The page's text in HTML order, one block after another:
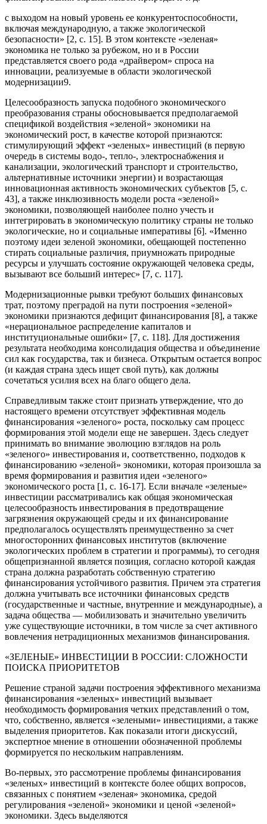
с выходом на новый уровень ее конкурентоспособности,
включая международную, а также экологической
безопасности» [2, с. 15]. В этом контексте «зеленая»
экономика не только за рубежом, но и в России
представляется своего рода «драйвером» спроса на
инновации, реализуемые в области экологической
модернизации9.
Целесообразность запуска подобного экономического
преобразования страны обосновывается предполагаемой
спецификой воздействия «зеленой» экономики на
экономический рост, в качестве которой признаются:
стимулирующий эффект «зеленых» инвестиций (в первую
очередь в системы водо-, тепло-, электроснабжения и
канализации, экологический транспорт и строительство,
альтернативные источники энергии) и возрастающая
инновационная активность экономических субъектов [5, с.
43], а также инклюзивность модели роста «зеленой»
экономики, позволяющей наиболее полно учесть и
интегрировать в экономическую политику страны не только
экологические, но и социальные императивы [6]. «Именно
поэтому идеи зеленой экономики, обещающей постепенно
стирать социальные различия, приумножать природные
ресурсы и улучшать состояние окружающей человека среды,
вызывают все больший интерес» [7, с. 117].
Модернизационные рывки требуют больших финансовых
трат, поэтому преградой на пути построения «зеленой»
экономики признаются дефицит финансирования [8], а также
«нерациональное распределение капиталов и
институциональные ошибки» [7, с. 118]. Для достижения
результата необходима консолидация общества и объединение
сил как государства, так и бизнеса. Открытым остается вопрос
(и каждая страна здесь ищет свой путь), как должны
сочетаться усилия всех на благо общего дела.
Справедливым также стоит признать утверждение, что до
настоящего времени отсутствует эффективная модель
финансирования «зеленого» роста, поскольку сам процесс
формирования этой модели еще не завершен. Здесь следует
принимать во внимание эволюцию взглядов на роль
«зеленого» инвестирования и, соответственно, подходов к
финансированию «зеленой» экономики, которая произошла за
время формирования и развития идеи «зеленого»
экономического роста [1, с. 16-17]. Если вначале «зеленые»
инвестиции рассматривались как общая экономическая
целесообразность инвестирования в предотвращение
загрязнения окружающей среды и их финансирование
предполагалось осуществлять преимущественно за счет
многосторонних финансовых институтов (включение
экологических проблем в стратегии и программы), то сегодня
общепризнанной является позиция, согласно которой каждая
страна должна разработать собственную стратегию
финансирования устойчивого развития. Причем эта стратегия
должна учитывать все источники финансовых средств
(государственные и частные, внутренние и международные), а
задача общества — мобилизовать и значительно увеличить
уже существующие источники, в том числе за счет активного
вовлечения нетрадиционных механизмов финансирования.
«ЗЕЛЕНЫЕ» ИНВЕСТИЦИИ В РОССИИ: СЛОЖНОСТИ
ПОИСКА ПРИОРИТЕТОВ
Решение страной задачи построения эффективного механизма
финансирования «зеленых» инвестиций вызывает
необходимость формирования четких представлений о том,
что, собственно, является «зелеными» инвестициями, а также
выделения приоритетов. Как показали итоги дискуссий,
экспертное мнение в отношении обозначенной проблемы
формируется по нескольким направлениям.
Во-первых, это рассмотрение проблемы финансирования
«зеленых» инвестиций в контексте более общих вопросов,
связанных с понятием «зеленая» экономика, средой
регулирования «зеленой» экономики и ценой «зеленой»
экономики. Здесь выделяются